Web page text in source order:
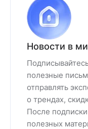
Новости в
полезные
отправлять
о трендах,
После
полезных